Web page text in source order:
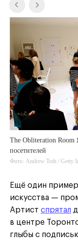
The Obliteration Room
посетителей
Фото: Andrew Toth / Getty
Helsinki Art Museum
Ещё один
искусства —
Артист спрятал
в центре
глыбы с